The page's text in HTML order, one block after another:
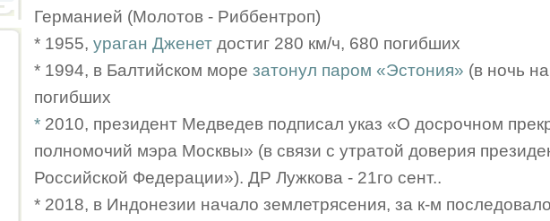
Германией (Молотов - Риббентроп)
* 1955, ураган Дженет достиг 280 км/ч, 680 погибших
* 1994, в Балтийском море затонул паром «Эстония» (в ночь
погибших
* 2010, президент Медведев подписал указ «О досрочном
полномочий мэра Москвы» (в связи с утратой доверия
Российской Федерации»). ДР Лужкова - 21го сент..
* 2018, в Индонезии начало землетрясения, за к-м